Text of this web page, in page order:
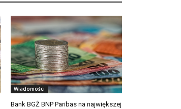
Wiadomości
Bank BGŻ BNP Paribas na największej